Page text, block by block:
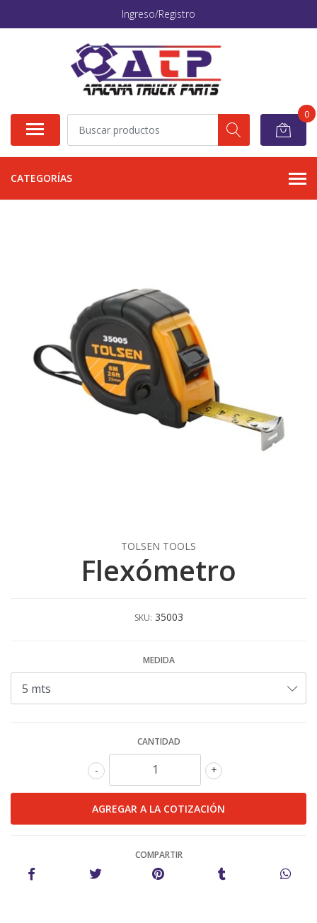
Ingreso/Registro
0
CATEGORÍAS
TOLSEN TOOLS
Flexómetro
SKU: 35003
MEDIDA
CANTIDAD
+
-
COMPARTIR